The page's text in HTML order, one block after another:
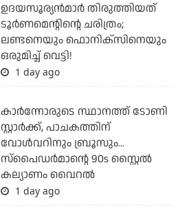
ഉദയസൂര്യന്‍മാര്‍ തിരുത്തിയത്
ടൂര്‍ണമെന്റിന്റെ ചരിത്രം;
ലണ്ടനെയും ഫൊനിക്‌സിനെയും
ഒരുമിച്ച് വെട്ടി!
1 day ago
കാര്‍ന്നോരുടെ സ്ഥാനത്ത് ടോണി
സ്റ്റാര്‍ക്ക്, പാചകത്തിന്
വോള്‍വറിനും ബ്രൂസും...
സ്‌പൈഡര്‍മാന്റെ 90s സ്റ്റൈല്‍
കല്യാണം വൈറല്‍
1 day ago